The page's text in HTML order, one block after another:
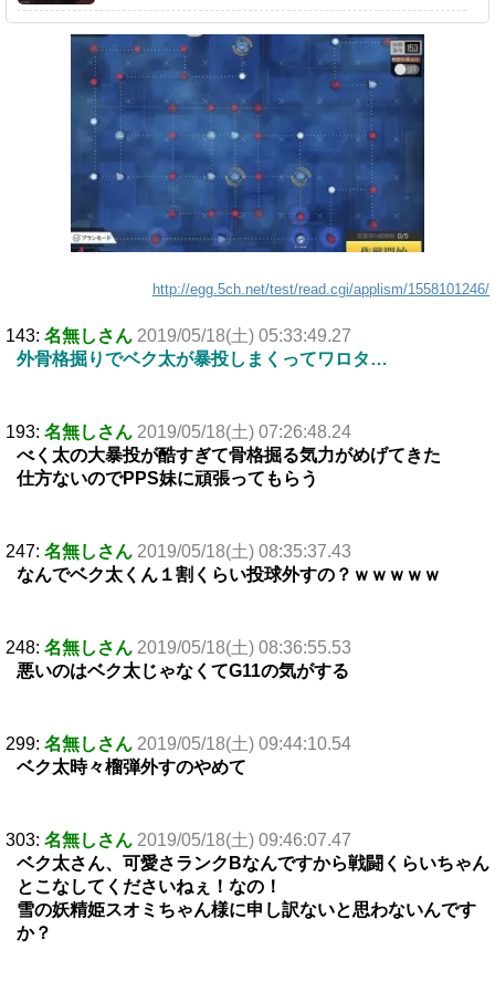
http://egg.5ch.net/test/read.cgi/applism/1558101246/
143: 名無しさん 2019/05/18(土) 05:33:49.27
外骨格掘りでベク太が暴投しまくってワロタ…
193: 名無しさん 2019/05/18(土) 07:26:48.24
べく太の大暴投が酷すぎて骨格掘る気力がめげてきた
仕方ないのでPPS妹に頑張ってもらう
247: 名無しさん 2019/05/18(土) 08:35:37.43
なんでベク太くん１割くらい投球外すの？ｗｗｗｗｗ
248: 名無しさん 2019/05/18(土) 08:36:55.53
悪いのはベク太じゃなくてG11の気がする
299: 名無しさん 2019/05/18(土) 09:44:10.54
ベク太時々榴弾外すのやめて
303: 名無しさん 2019/05/18(土) 09:46:07.47
ベク太さん、可愛さランクBなんですから戦闘くらいちゃん
とこなしてくださいねぇ！なの！
雪の妖精姫スオミちゃん様に申し訳ないと思わないんです
か？